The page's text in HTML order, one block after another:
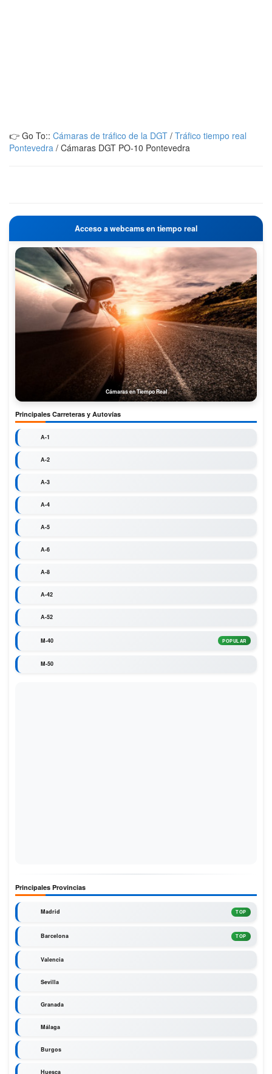
👉 Go To:: Cámaras de tráfico de la DGT / Tráfico tiempo real
Pontevedra / Cámaras DGT PO-10 Pontevedra
Acceso a webcams en tiempo real
Cámaras en Tiempo Real
Principales Carreteras y Autovías
A-1
A-2
A-3
A-4
A-5
A-6
A-8
A-42
A-52
M-40 POPULAR
M-50
Principales Provincias
Madrid TOP
Barcelona TOP
Valencia
Sevilla
Granada
Málaga
Burgos
Huesca